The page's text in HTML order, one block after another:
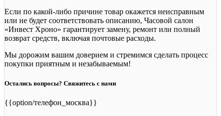
Если по какой-либо причине товар окажется неисправным
или не будет соответствовать описанию, Часовой салон
«Инвест Хроно» гарантирует замену, ремонт или полный
возврат средств, включая почтовые расходы.
Мы дорожим вашим доверием и стремимся сделать процесс
покупки приятным и незабываемым!
Остались вопросы? Свяжитесь с нами
{{option/телефон_москва}}